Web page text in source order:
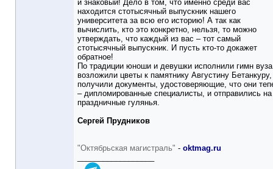
и знаковый! Дело в том, что именно среди вас
находится стотысячный выпускник нашего
университета за всю его историю! А так как
вычислить, кто это конкретно, нельзя, то можно
утверждать, что каждый из вас – тот самый
стотысячный выпускник. И пусть кто-то докажет
обратное!
По традиции юноши и девушки исполнили гимн
возложили цветы к памятнику Августину Бетанкуру,
получили документы, удостоверяющие, что они
– дипломированные специалисты, и отправились на
праздничные гулянья.
Сергей Прудников
"Октябрьская магистраль" - oktmag.ru